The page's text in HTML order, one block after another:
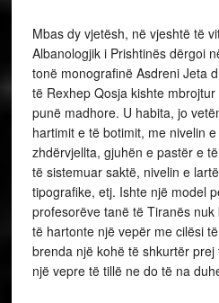
Mbas dy vjetësh, në vjeshtë të
Albanologjik i Prishtinës dërgoi
tonë monografinë Asdreni Jeta
të Rexhep Qosja kishte mbrojtur
punë madhore. U habita, jo
hartimit e të botimit, me nivelin
zhdërvjellta, gjuhën e pastër e
të sistemuar saktë, nivelin e
tipografike, etj. Ishte një model
profesorëve tanë të Tiranës
të hartonte një vepër me cilësi
brenda një kohë të shkurtër
një vepre të tillë ne do të na